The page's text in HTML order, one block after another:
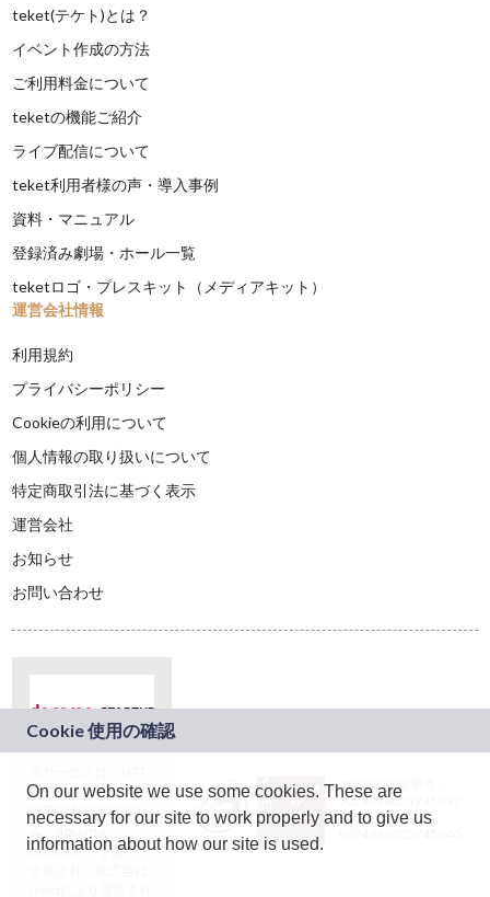
teket(テケト)とは？
イベント作成の方法
ご利用料金について
teketの機能ご紹介
ライブ配信について
teket利用者様の声・導入事例
資料・マニュアル
登録済み劇場・ホール一覧
teketロゴ・プレスキット（メディアキット）
運営会社情報
利用規約
プライバシーポリシー
Cookieの利用について
個人情報の取り扱いについて
特定商取引法に基づく表示
運営会社
お知らせ
お問い合わせ
ドコモグループの新
規事業創出プログラ
ム「docomo
STARTUP」を通じて
JASRAC許諾番号：
9024936001Y45037
JASRAC許諾番号：
On our website we use some cookies. These are
necessary for our site to work properly and to give us
information about how our site is used.